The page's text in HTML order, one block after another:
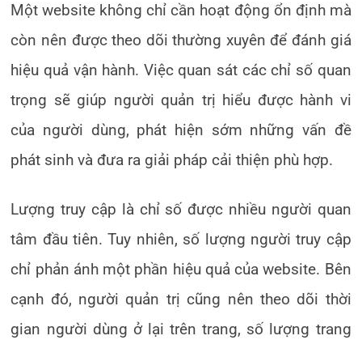
Một website không chỉ cần hoạt động ổn định mà
còn nên được theo dõi thường xuyên để đánh giá
hiệu quả vận hành. Việc quan sát các chỉ số quan
trọng sẽ giúp người quản trị hiểu được hành vi
của người dùng, phát hiện sớm những vấn đề
phát sinh và đưa ra giải pháp cải thiện phù hợp.
Lượng truy cập là chỉ số được nhiều người quan
tâm đầu tiên. Tuy nhiên, số lượng người truy cập
chỉ phản ánh một phần hiệu quả của website. Bên
cạnh đó, người quản trị cũng nên theo dõi thời
gian người dùng ở lại trên trang, số lượng trang